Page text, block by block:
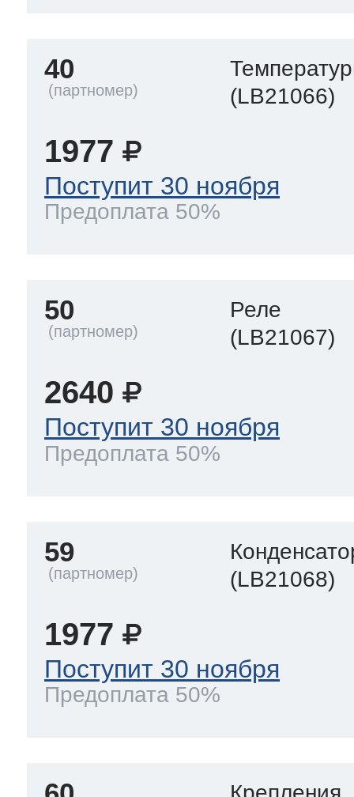
40
(LB21066)
1977
Поступит 30 ноября
Предоплата 50%
50
Реле
(LB21067)
2640
Поступит 30 ноября
Предоплата 50%
59
(LB21068)
1977
Поступит 30 ноября
Предоплата 50%